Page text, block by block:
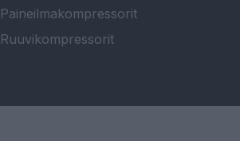
Paineilmakompressorit
Ruuvikompressorit